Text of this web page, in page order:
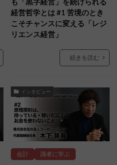
経営哲学とは #1 苦境のとき
こそチャンスに変える「レジ
リエンス経営」
続きを読む
インタビュー
会計 識者に学ぶ